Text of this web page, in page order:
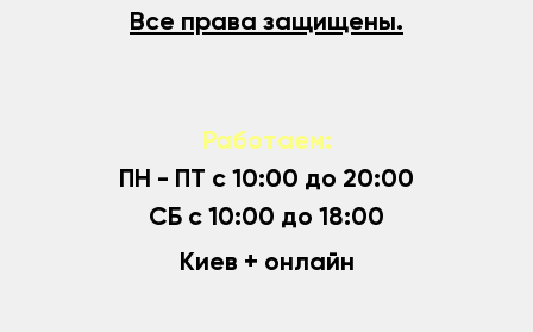
Все права защищены.
Работаем:
ПН - ПТ с 10:00 до 20:00
СБ с 10:00 до 18:00
Киев + онлайн